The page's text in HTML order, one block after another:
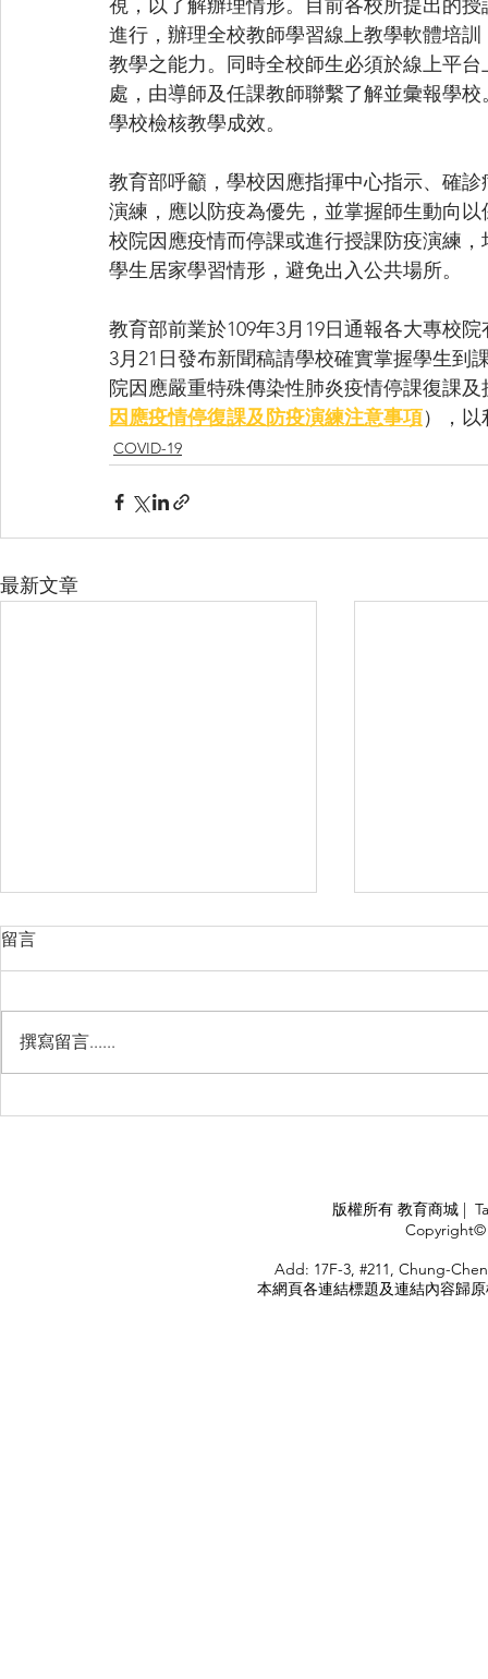
視，以了解辦理情形。目前各校所提出的
進行，辦理全校教師學習線上教學軟體培
教學之能力。同時全校師生必須於線上平
處，由導師及任課教師聯繫了解並彙報學
學校檢核教學成效。
教育部呼籲，學校因應指揮中心指示、確
演練，應以防疫為優先，並掌握師生動向
校院因應疫情而停課或進行授課防疫演練
學生居家學習情形，避免出入公共場所。
教育部前業於109年3月19日通報各大專校
3月21日發布新聞稿請學校確實掌握學生到
院因應嚴重特殊傳染性肺炎疫情停課復課
因應疫情停復課及防疫演練注意事項），
COVID-19
最新文章
留言
撰寫留言......
版權所有 教育商城 |
Copyright©
Add: 17F-3, #211, Chung-
本網頁各連結標題及連結內容歸